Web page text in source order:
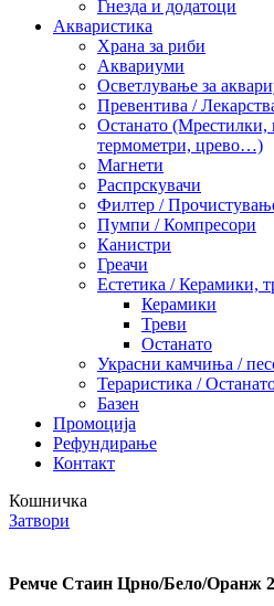
Гнезда и додатоци
Акваристика
Храна за риби
Аквариуми
Осветлување за
Превентива /
Останато (Мрестилки,
термометри, црево…)
Магнети
Распрскувачи
Филтер /
Пумпи / Компресори
Канистри
Греачи
Естетика / Керамики,
Керамики
Треви
Останато
Украсни камчиња /
Тераристика /
Базен
Промоција
Рефундирање
Контакт
Кошничка
Затвори
Ремче Стаин Црно/Бело/Оранж